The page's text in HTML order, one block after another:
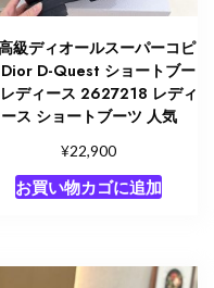
級ディオールスーパーコピ
D-Quest ショートブー
ディース 2627218 レディ
ース ショートブーツ 人気
¥22,900
お買い物カゴに追加